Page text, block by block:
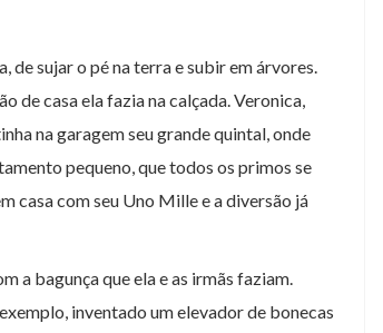
de sujar o pé na terra e subir em árvores.
de casa ela fazia na calçada. Veronica,
na garagem seu grande quintal, onde
pequeno, que todos os primos se
casa com seu Uno Mille e a diversão já
a bagunça que ela e as irmãs faziam.
inventado um elevador de bonecas
Os planetas do Ziraldo